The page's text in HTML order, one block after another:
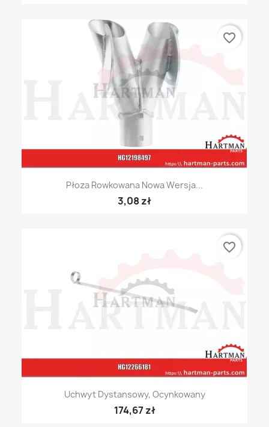
Płoza Rowkowana Nowa Wersja...
3,08 zł
favorite_border
Uchwyt Dystansowy, Ocynkowany
174,67 zł
favorite_border